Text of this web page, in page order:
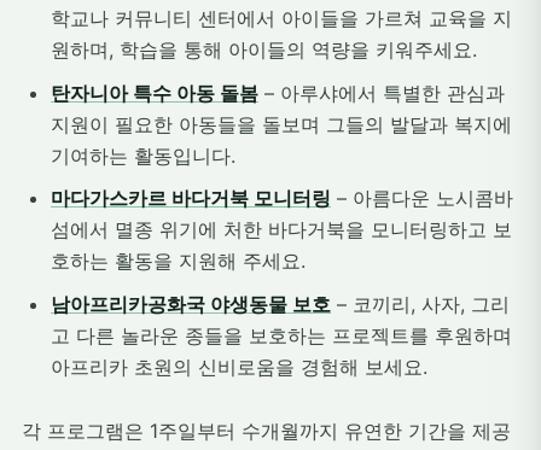
학교나 커뮤니티 센터에서 아이들을 가르쳐 교육을 지
원하며, 학습을 통해 아이들의 역량을 키워주세요.
탄자니아 특수 아동 돌봄 – 아루샤에서 특별한 관심과
지원이 필요한 아동들을 돌보며 그들의 발달과 복지에
기여하는 활동입니다.
마다가스카르 바다거북 모니터링 – 아름다운 노시콤바
섬에서 멸종 위기에 처한 바다거북을 모니터링하고 보
호하는 활동을 지원해 주세요.
남아프리카공화국 야생동물 보호 – 코끼리, 사자, 그리
고 다른 놀라운 종들을 보호하는 프로젝트를 후원하며
아프리카 초원의 신비로움을 경험해 보세요.
각 프로그램은 1주일부터 수개월까지 유연한 기간을 제공